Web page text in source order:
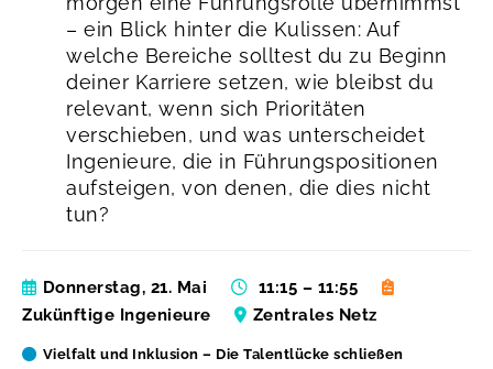
– ein Blick hinter die Kulissen: Auf
welche Bereiche solltest du zu Beginn
deiner Karriere setzen, wie bleibst du
relevant, wenn sich Prioritäten
verschieben, und was unterscheidet
Ingenieure, die in Führungspositionen
aufsteigen, von denen, die dies nicht
tun?
Donnerstag, 21. Mai
11:15 – 11:55
Zukünftige Ingenieure
Zentrales Netz
Vielfalt und Inklusion – Die Talentlücke schließen